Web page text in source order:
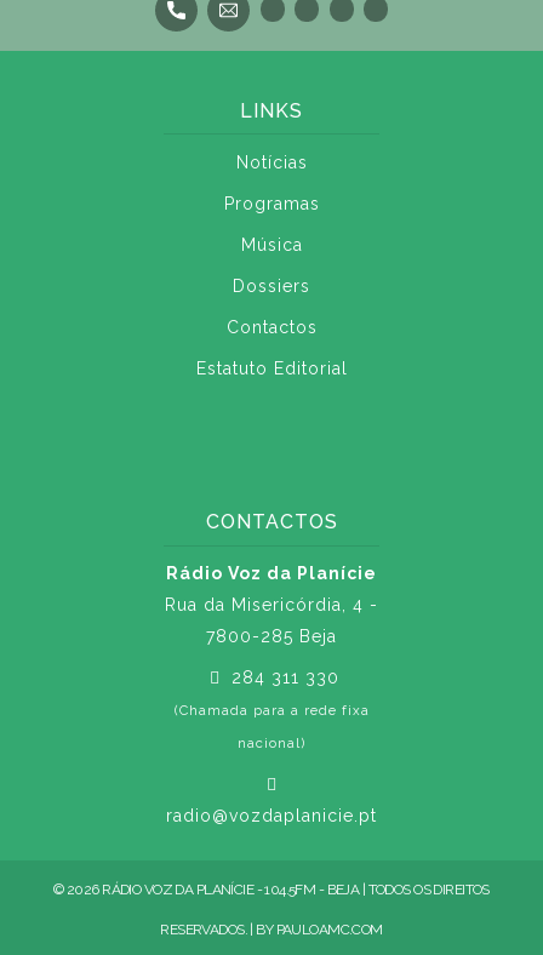
LINKS
Notícias
Programas
Música
Dossiers
Contactos
Estatuto Editorial
CONTACTOS
Rádio Voz da Planície
Rua da Misericórdia, 4 -
7800-285 Beja
284 311 330
(Chamada para a rede fixa
nacional)
radio@vozdaplanicie.pt
© 2026 RÁDIO VOZ DA PLANÍCIE - 104.5FM - BEJA | TODOS OS DIREITOS
RESERVADOS. | BY PAULOAMC.COM